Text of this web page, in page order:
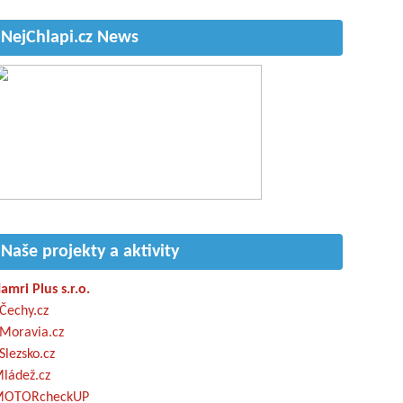
NejChlapi.cz News
Naše projekty a aktivity
Plus s.r.o.